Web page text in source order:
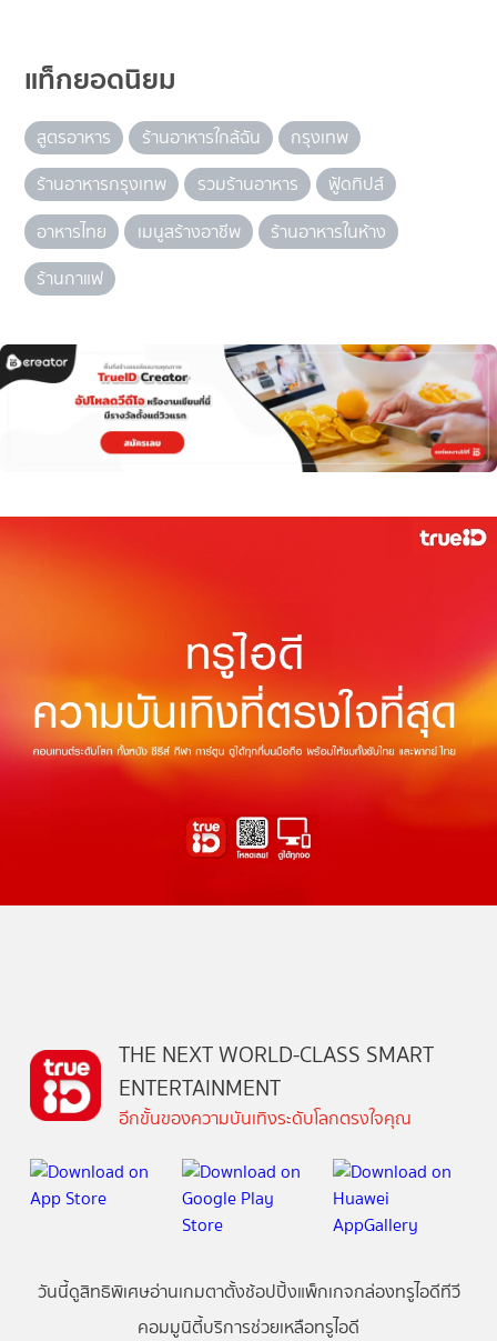
แท็กยอดนิยม
สูตรอาหาร ร้านอาหารใกล้ฉัน
กรุงเทพ
ร้านอาหารกรุงเทพ
รวมร้านอาหาร
ฟู้ดทิปส์
อาหารไทย
เมนูสร้างอาชีพ
ร้านอาหารในห้าง
ร้านกาแฟ
THE NEXT WORLD-CLASS SMART
ENTERTAINMENT
อีกขั้นของความบันเทิงระดับโลกตรงใจคุณ
วันนี้ดูสิทธิพิเศษอ่านเกมตาตั้งช้อปปิ้งแพ็กเกจกล่องทรูไอดีทีวี
คอมมูนิตี้บริการช่วยเหลือทรูไอดี